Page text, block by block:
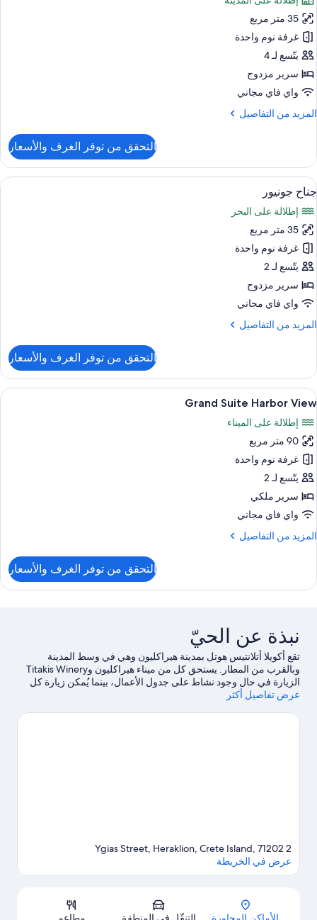
صور
Family
Room
35 متر مربع
غرفة نوم واحدة
يتّسع لـ 4
سرير مزدوج
واي فاي مجاني
المزيد من التفاصيل
المزيد
Family
Room
التحقق من توفر الغرف والأسعار
استعراض
جميع
صور
جناح
جونيور
ميني بار وخزنة داخل الغرفة ومكتب
4
جناح جونيور
إطلالة على البحر
35 متر مربع
غرفة نوم واحدة
يتّسع لـ 2
سرير مزدوج
واي فاي مجاني
المزيد من التفاصيل
المزيد
جناح
جونيور
التحقق من توفر الغرف والأسعار
استعراض
جميع
صور
Grand
Suite
Harbor
View
ميني بار وخزنة داخل الغرفة ومكتب
11
Grand Suite Harbor View
إطلالة على الميناء
90 متر مربع
غرفة نوم واحدة
يتّسع لـ 2
سرير ملكي
واي فاي مجاني
المزيد من التفاصيل
المزيد
Grand
التحقق من توفر الغرف والأسعار
نبذة عن الحيّ
تقع أكويلا أتلانتيس هوتل بمدينة هيراكليون وهي في وسط المدينة
وبالقرب من المطار. يستحق كل من ميناء هيراكليون وTitakis Winery
الزيارة في حال وجود نشاط على جدول الأعمال، بينما يُمكن زيارة كل
من حدائق إراقليون العامة وغيوبونيكوس كيبوس لمن يرغبون في
تفوت متحف التاريخ الطبيعي بكريت ومنتزه ووترسيتي المائي.اكسر
عرض تفاصيل أكثر
الخريطة
2 Ygias Street, Heraklion, Crete Island, 71202
عرض في الخريطة